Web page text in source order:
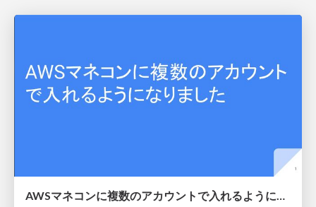
AWSマネコンに複数のアカウントで入れるようになりました